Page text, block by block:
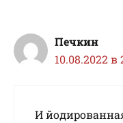
Печкин
10.08.2022 в
И